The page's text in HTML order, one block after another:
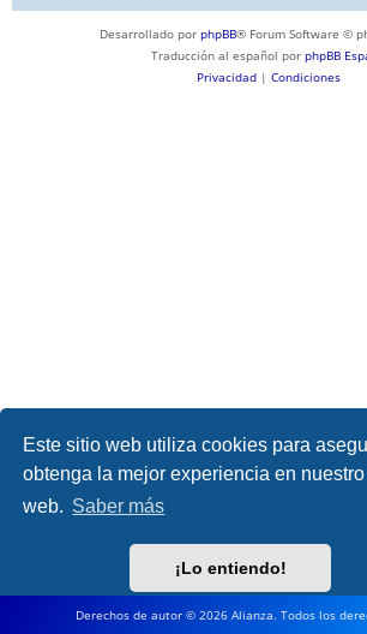
Este sitio web utiliza cookies para
obtenga la mejor experiencia en
web. Saber más
¡Lo entiendo!
Desarrollado por phpBB® Forum Software ©
Traducción al español por phpBB
Privacidad | Condiciones
Derechos de autor © 2026 Alianza. Todos los